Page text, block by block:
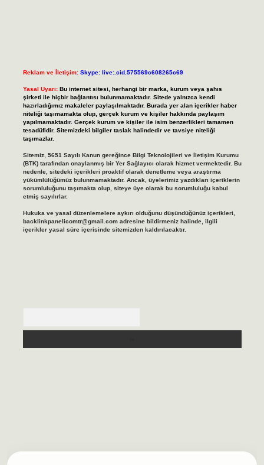
Reklam ve İletişim: Skype: live:.cid.575569c608265c69
Yasal Uyarı: Bu internet sitesi, herhangi bir marka, kurum veya şahıs
şirketi ile hiçbir bağlantısı bulunmamaktadır. Sitede yalnızca kendi
hazırladığımız makaleler paylaşılmaktadır. Burada yer alan içerikler haber
niteliği taşımamakta olup, gerçek kurum ve kişiler hakkında paylaşım
yapılmamaktadır. Gerçek kurum ve kişiler ile isim benzerlikleri tamamen
tesadüfidir. Sitemizdeki bilgiler taslak halindedir ve tavsiye niteliği
taşımazlar.
Sitemiz, 5651 Sayılı Kanun gereğince Bilgi Teknolojileri ve İletişim Kurumu
(BTK) tarafından onaylanmış bir Yer Sağlayıcı olarak hizmet vermektedir. Bu
nedenle, sitedeki içerikleri proaktif olarak denetleme veya araştırma
yükümlülüğümüz bulunmamaktadır. Ancak, üyelerimiz yazdıkları içeriklerin
sorumluluğunu taşımakta olup, siteye üye olarak bu sorumluluğu kabul
etmiş sayılırlar.
Hukuka ve yasal düzenlemelere aykırı olduğunu düşündüğünüz içerikleri,
backlinkpanelicomtr@gmail.comadresine bildirmeniz halinde, ilgili
içerikler yasal süre içerisinde sitemizden kaldırılacaktır.